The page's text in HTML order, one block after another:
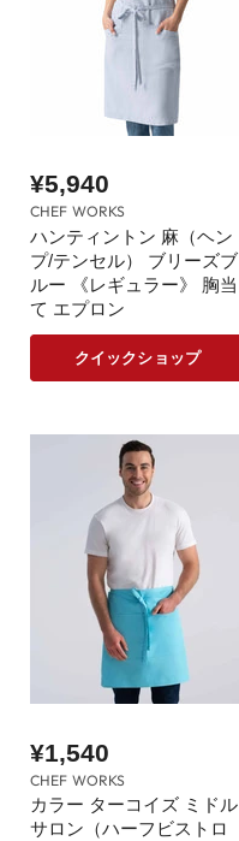
¥5,940
CHEF WORKS
ハンティントン 麻（ヘン
プ/テンセル） ブリーズブ
ルー 《レギュラー》 胸当
て エプロン
クイックショップ
¥1,540
CHEF WORKS
カラー ターコイズ ミドル
サロン（ハーフビストロ